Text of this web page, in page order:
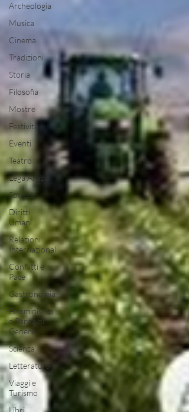
Archeologia
Musica
Cinema
Tradizioni
Storia
Filosofia
Mostre
Festività
Eventi
Teatro
Lega Araba
Società
Diritti
Umani
Relazioni
Internazionali
Conflitti e
Pace
Gastronomia
Femminismo
e Parità di
Genere
Scienza
Letteratura
Viaggi e
Turismo
Libri